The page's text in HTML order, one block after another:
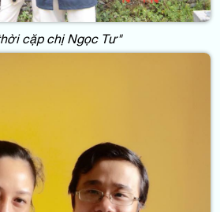
cặp chị Ngọc Tư"